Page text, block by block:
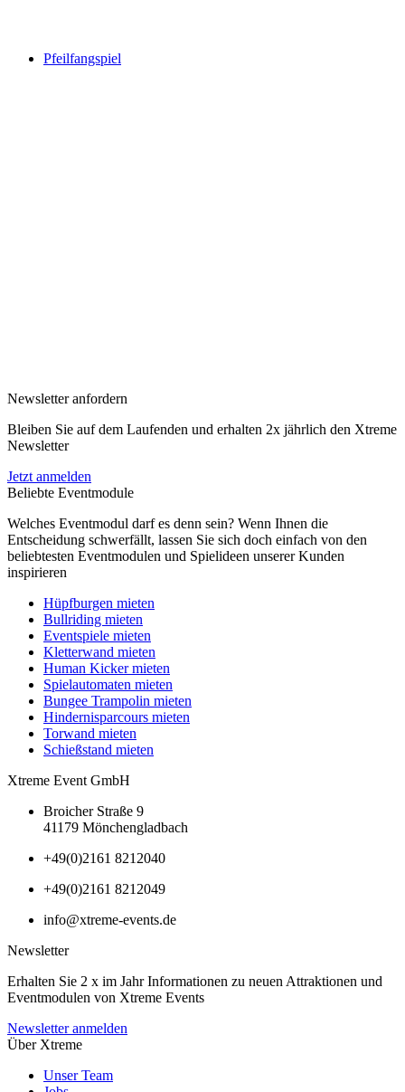
Pfeilfangspiel
Newsletter anfordern
Bleiben Sie auf dem Laufenden und erhalten 2x jährlich den Xtreme
Newsletter
Jetzt anmelden
Beliebte Eventmodule
Welches Eventmodul darf es denn sein? Wenn Ihnen die
Entscheidung schwerfällt, lassen Sie sich doch einfach von den
beliebtesten Eventmodulen und Spielideen unserer Kunden
inspirieren
Hüpfburgen mieten
Bullriding mieten
Eventspiele mieten
Kletterwand mieten
Human Kicker mieten
Spielautomaten mieten
Bungee Trampolin mieten
Hindernisparcours mieten
Torwand mieten
Schießstand mieten
Xtreme Event GmbH
Broicher Straße 9
41179 Mönchengladbach
+49(0)2161 8212040
+49(0)2161 8212049
info@xtreme-events.de
Newsletter
Erhalten Sie 2 x im Jahr Informationen zu neuen Attraktionen und
Eventmodulen von Xtreme Events
Newsletter anmelden
Über Xtreme
Unser Team